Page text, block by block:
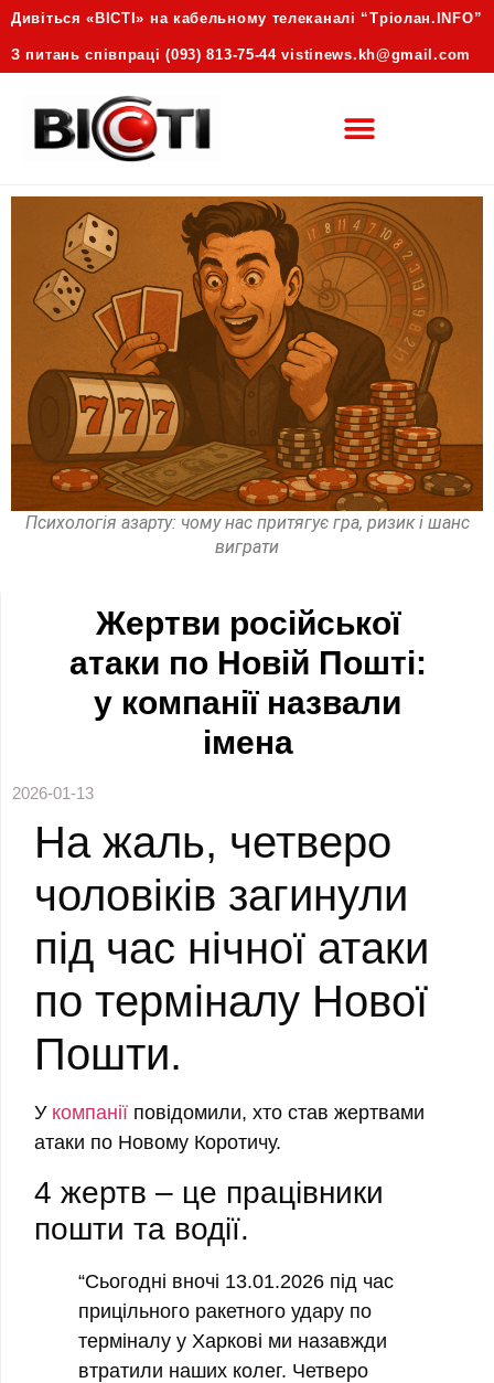
Дивіться «ВІСТІ» на кабельному телеканалі “Трiолан.INFO”
З питань співпраці (093) 813-75-44 vistinews.kh@gmail.com
Психологія азарту: чому нас притягує гра, ризик і шанс
виграти
Жертви російської
атаки по Новій Пошті:
у компанії назвали
імена
2026-01-13
На жаль, четверо
чоловіків загинули
під час нічної атаки
по терміналу Нової
Пошти.
У компанії повідомили, хто став жертвами
атаки по Новому Коротичу.
4 жертв – це працівники
пошти та водії.
“Сьогодні вночі 13.01.2026 під час
прицільного ракетного удару по
терміналу у Харкові ми назавжди
втратили наших колег. Четверо